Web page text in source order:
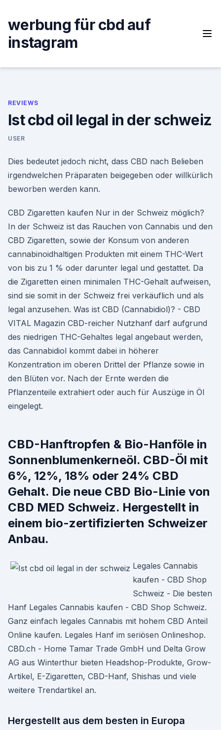
content
werbung für cbd auf
instagram
REVIEWS
Ist cbd oil legal in der schweiz
USER
Dies bedeutet jedoch nicht, dass CBD nach Belieben
irgendwelchen Präparaten beigegeben oder willkürlich
beworben werden kann.
CBD Zigaretten kaufen Nur in der Schweiz möglich?
In der Schweiz ist das Rauchen von Cannabis und den
CBD Zigaretten, sowie der Konsum von anderen
cannabinoidhaltigen Produkten mit einem THC-Wert
von bis zu 1 % oder darunter legal und gestattet. Da
die Zigaretten einen minimalen THC-Gehalt aufweisen,
sind sie somit in der Schweiz frei verkäuflich und als
legal anzusehen. Was ist CBD (Cannabidiol)? - CBD
VITAL Magazin CBD-reicher Nutzhanf darf aufgrund
des niedrigen THC-Gehaltes legal angebaut werden,
das Cannabidiol kommt dabei in höherer
Konzentration im oberen Drittel der Pflanze sowie in
den Blüten vor. Nach der Ernte werden die
Pflanzenteile extrahiert oder auch für Auszüge in Öl
eingelegt.
CBD-Hanftropfen & Bio-Hanföle in
Sonnenblumenkerneöl. CBD-Öl mit
6%, 12%, 18% oder 24% CBD
Gehalt. Die neue CBD Bio-Linie von
CBD MED Schweiz. Hergestellt in
einem bio-zertifizierten Schweizer
Anbau.
Legales Cannabis
kaufen - CBD Shop
Schweiz - Die besten
Hanf Legales Cannabis kaufen - CBD Shop Schweiz.
Ganz einfach legales Cannabis mit hohem CBD Anteil
Online kaufen. Legales Hanf im seriösen Onlineshop.
CBD.ch - Home Tamar Trade GmbH und Delta Grow
AG aus Winterthur bieten Headshop-Produkte, Grow-
Artikel, E-Zigaretten, CBD-Hanf, Shishas und viele
weitere Trendartikel an.
Hergestellt aus dem besten in Europa